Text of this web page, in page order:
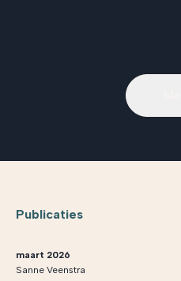
Publicaties
maart 2026
Sanne Veenstra